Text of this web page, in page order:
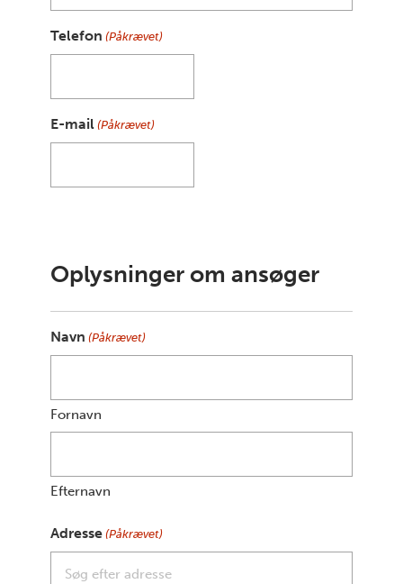
Telefon (Påkrævet)
E-mail (Påkrævet)
Oplysninger om ansøger
Navn (Påkrævet)
Fornavn
Efternavn
Adresse (Påkrævet)